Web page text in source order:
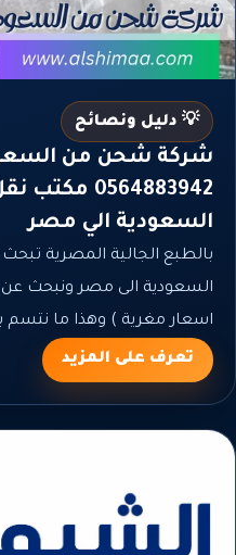
💡 دليل ونصائح
شركة شحن من
السعودية الي مصر
بالطبع الجالية المصرية
السعودية الى مصر ونبحث عن
اسعار مغرية ) وهذا ما نتسم
تعرف على المزيد